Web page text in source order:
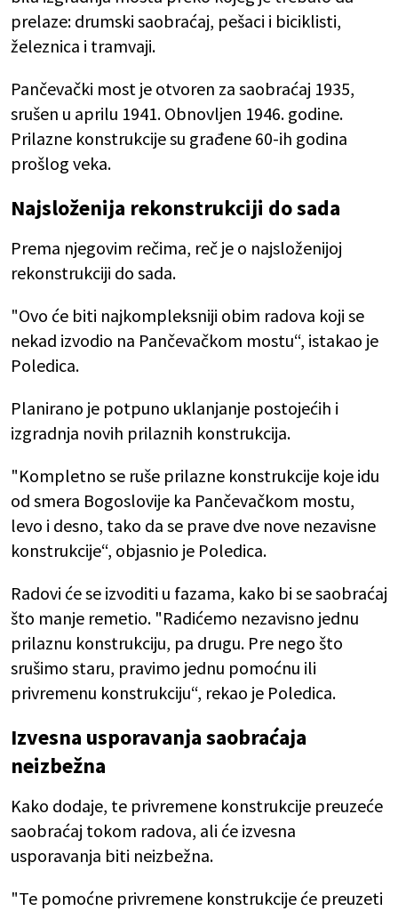
prelaze: drumski saobraćaj, pešaci i biciklisti,
železnica i tramvaji.
Pančevački most je otvoren za saobraćaj 1935,
srušen u aprilu 1941. Obnovljen 1946. godine.
Prilazne konstrukcije su građene 60-ih godina
prošlog veka.
Najsloženija rekonstrukciji do sada
Prema njegovim rečima, reč je o najsloženijoj
rekonstrukciji do sada.
"Ovo će biti najkompleksniji obim radova koji se
nekad izvodio na Pančevačkom mostu“, istakao je
Poledica.
Planirano je potpuno uklanjanje postojećih i
izgradnja novih prilaznih konstrukcija.
"Kompletno se ruše prilazne konstrukcije koje idu
od smera Bogoslovije ka Pančevačkom mostu,
levo i desno, tako da se prave dve nove nezavisne
konstrukcije“, objasnio je Poledica.
Radovi će se izvoditi u fazama, kako bi se saobraćaj
što manje remetio. "Radićemo nezavisno jednu
prilaznu konstrukciju, pa drugu. Pre nego što
srušimo staru, pravimo jednu pomoćnu ili
privremenu konstrukciju“, rekao je Poledica.
Izvesna usporavanja saobraćaja
neizbežna
Kako dodaje, te privremene konstrukcije preuzeće
saobraćaj tokom radova, ali će izvesna
usporavanja biti neizbežna.
"Te pomoćne privremene konstrukcije će preuzeti